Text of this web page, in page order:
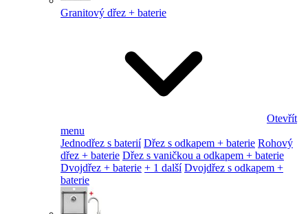
Granitový dřez + baterie
Otevřít
menu
Jednodřez s baterií Dřez s odkapem + baterie Rohový
dřez + baterie Dřez s vaničkou a odkapem + baterie
Dvojdřez + baterie + 1 další Dvojdřez s odkapem +
baterie